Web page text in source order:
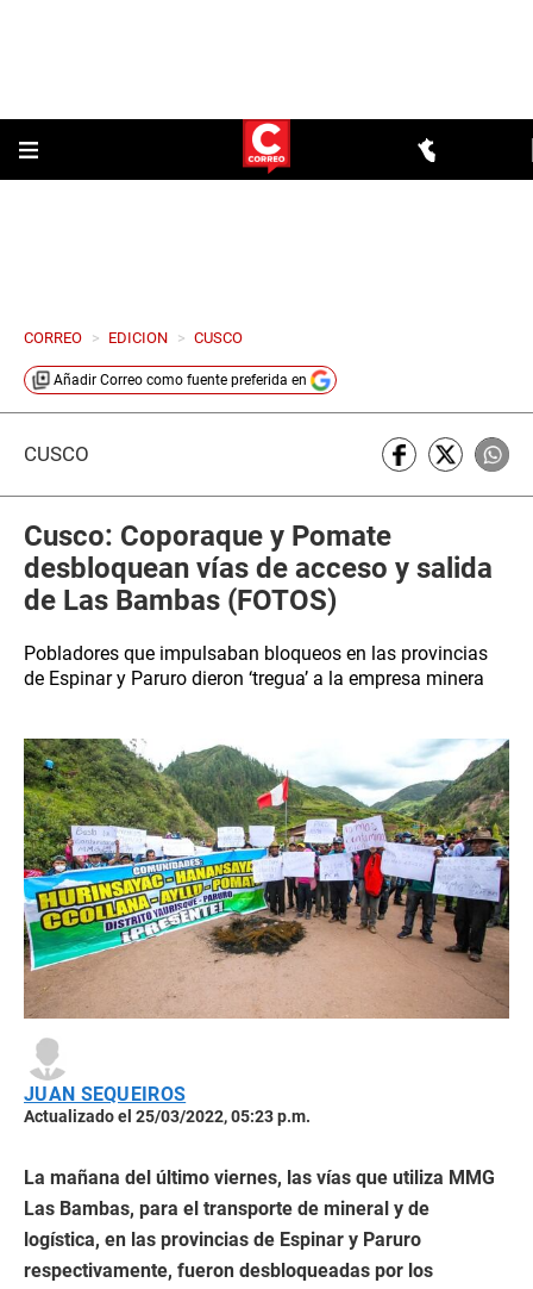
CORREO > EDICION > CUSCO
Añadir Correo como fuente preferida en
CUSCO
Cusco: Coporaque y Pomate
desbloquean vías de acceso y salida
de Las Bambas (FOTOS)
Pobladores que impulsaban bloqueos en las provincias
de Espinar y Paruro dieron ‘tregua’ a la empresa minera
JUAN SEQUEIROS
Actualizado el 25/03/2022, 05:23 p.m.
La mañana del último viernes, las vías que utiliza MMG
Las Bambas, para el transporte de mineral y de
logística, en las provincias de Espinar y Paruro
respectivamente, fueron desbloqueadas por los